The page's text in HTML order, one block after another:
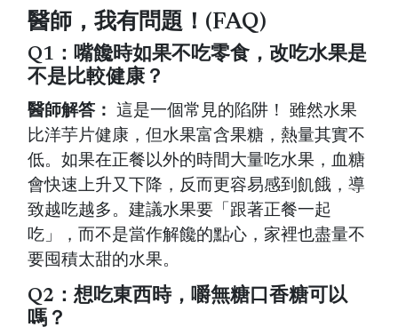
醫師，我有問題！(FAQ)
Q1：嘴饞時如果不吃零食，改吃水果是
不是比較健康？
醫師解答： 這是一個常見的陷阱！ 雖然水果
比洋芋片健康，但水果富含果糖，熱量其實不
低。如果在正餐以外的時間大量吃水果，血糖
會快速上升又下降，反而更容易感到飢餓，導
致越吃越多。建議水果要「跟著正餐一起
吃」，而不是當作解饞的點心，家裡也盡量不
要囤積太甜的水果。
Q2：想吃東西時，嚼無糖口香糖可以
嗎？